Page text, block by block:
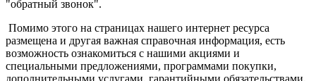
"обратный звонок".
Помимо этого на страницах нашего интернет ресурса
размещена и другая важная справочная информация, есть
возможность ознакомиться с нашими акциями и
специальными предложениями, программами покупки,
дополнительными услугами, гарантийными обязательствами,